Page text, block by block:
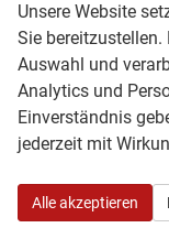
Getriebe,
Lieferzeit,
Häufig
Unsere Website
Sie
Auswahl und
Analytics und
Einverständnis
jederzeit mit
Alle akzeptieren